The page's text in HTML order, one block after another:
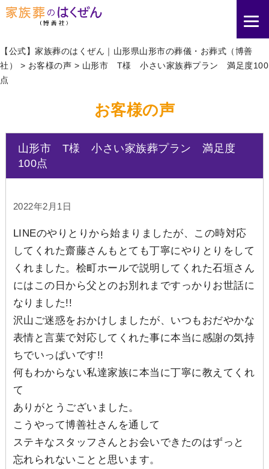
【公式】家族葬のはくぜん｜山形県山形市の葬儀・お葬式（博善
社）
> お客様の声 > 山形市 T様 小さい家族葬プラン 満足度100
点
お客様の声
山形市 T様 小さい家族葬プラン 満足度
100点
2022年2月1日
LINEのやりとりから始まりましたが、この時対応
してくれた齋藤さんもとても丁寧にやりとりをして
くれました。桧町ホールで説明してくれた石垣さん
にはこの日から父とのお別れまですっかりお世話に
なりました!!
沢山ご迷惑をおかけしましたが、いつもおだやかな
表情と言葉で対応してくれた事に本当に感謝の気持
ちでいっぱいです!!
何もわからない私達家族に本当に丁寧に教えてくれ
て
ありがとうございました。
こうやって博善社さんを通して
ステキなスタッフさんとお会いできたのはずっと
忘れられないことと思います。